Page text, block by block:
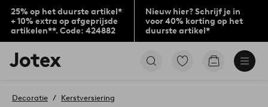
25% op het duurste artikel*
+ 10% extra op afgeprijsde
artikelen**. Code: 424882
Nieuw hier? Schrijf je in
voor 40% korting op het
duurste artikel*
Jotex
logo
to
Ga
Go
Decoratie Kerstversiering